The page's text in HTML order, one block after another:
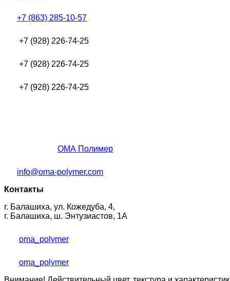
+7 (863) 285-10-57
+7 (928) 226-74-25
+7 (928) 226-74-25
+7 (928) 226-74-25
ОМА Полимер
info@oma-polymer.com
Контакты
г. Балашиха, ул. Кожедуба, 4,
г. Балашиха, ш. Энтузиастов, 1А
oma_polymer
oma_polymer